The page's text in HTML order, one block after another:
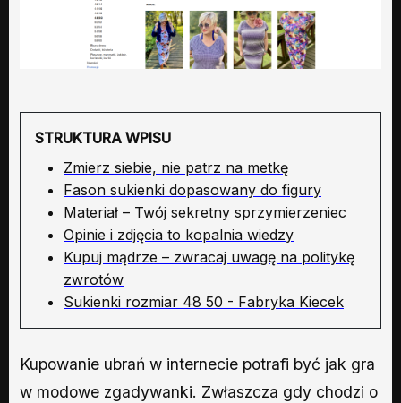
STRUKTURA WPISU
Zmierz siebie, nie patrz na metkę
Fason sukienki dopasowany do figury
Materiał – Twój sekretny sprzymierzeniec
Opinie i zdjęcia to kopalnia wiedzy
Kupuj mądrze – zwracaj uwagę na politykę
zwrotów
Sukienki rozmiar 48 50 - Fabryka Kiecek
Kupowanie ubrań w internecie potrafi być jak gra
w modowe zgadywanki. Zwłaszcza gdy chodzi o